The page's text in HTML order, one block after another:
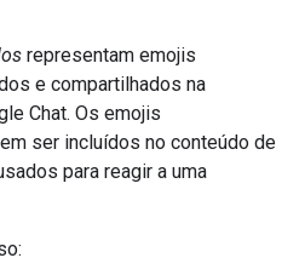
representam emojis
e compartilhados na
Chat. Os emojis
ser incluídos no conteúdo de
para reagir a uma